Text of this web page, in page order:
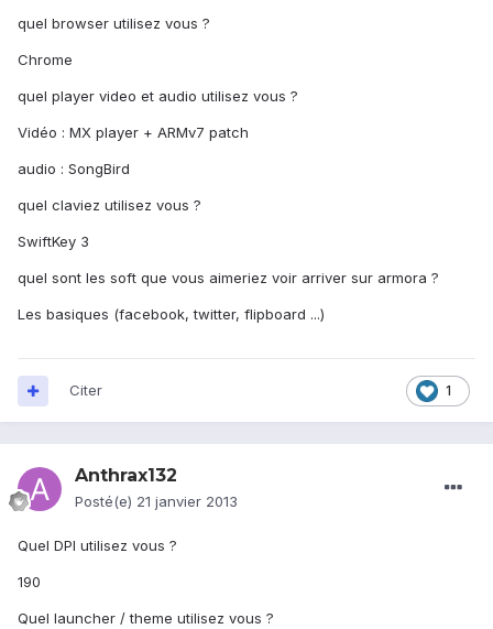
quel browser utilisez vous ?
Chrome
quel player video et audio utilisez vous ?
Vidéo : MX player + ARMv7 patch
audio : SongBird
quel claviez utilisez vous ?
SwiftKey 3
quel sont les soft que vous aimeriez voir arriver sur armora ?
Les basiques (facebook, twitter, flipboard ...)
1
Citer
Anthrax132
Posté(e) 21 janvier 2013
Quel DPI utilisez vous ?
190
Quel launcher / theme utilisez vous ?